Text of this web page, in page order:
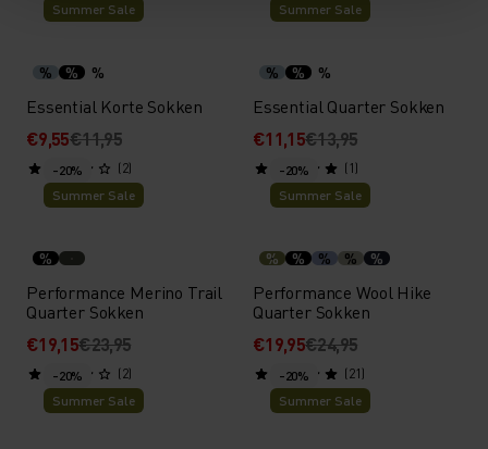
Summer Sale
% % %
Essential Korte Sokken
€9,55€11,95
(2)
Summer Sale
% % %
Essential Quarter Sokken
€11,15€13,95
(1)
-20%
Summer Sale
%
Performance Merino Trail
Quarter Sokken
€19,15€23,95
(2)
-20%
Summer Sale
% % % % %
Performance Wool Hike
Quarter Sokken
€19,95€24,95
(21)
-20%
Summer Sale
-20%
Summer Sale